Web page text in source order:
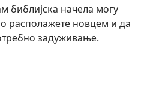
библијска начела могу
располажете новцем и да
задуживање.